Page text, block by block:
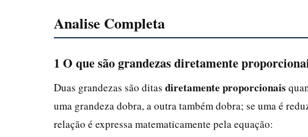
Analise Completa
1 O que são grandezas diretamente
Duas grandezas são ditas diretamente proporcionais
uma grandeza dobra, a outra também dobra; se uma é
relação é expressa matematicamente pela equação: